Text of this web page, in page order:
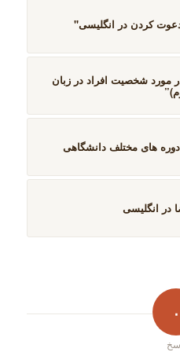
کردن در انگلیسی''
مورد شخصیت افراد در زبان
های مختلف دانشگاهی
در انگلیسی
۰